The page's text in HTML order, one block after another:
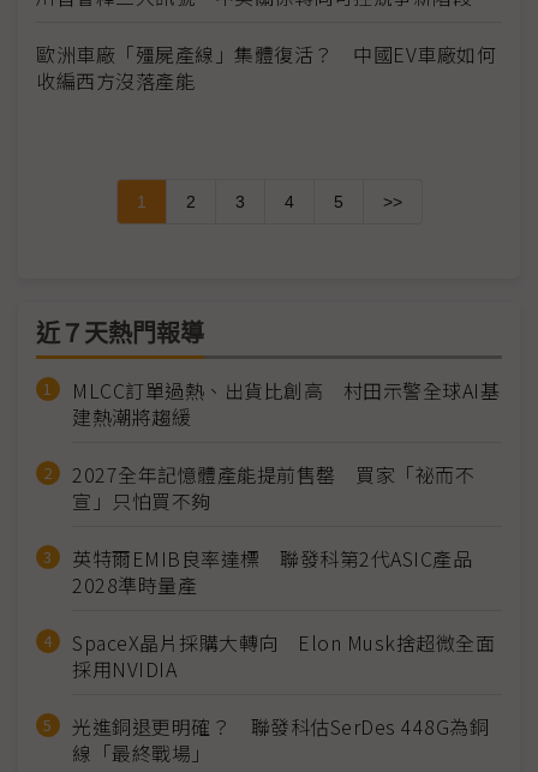
歐洲車廠「殭屍產線」集體復活？ 中國EV車廠如何
收編西方沒落產能
1 2 3 4 5 >>
近７天熱門報導
MLCC訂單過熱、出貨比創高 村田示警全球AI基
建熱潮將趨緩
2027全年記憶體產能提前售罄 買家「祕而不
宣」只怕買不夠
英特爾EMIB良率達標 聯發科第2代ASIC產品
2028準時量產
SpaceX晶片採購大轉向 Elon Musk捨超微全面
採用NVIDIA
光進銅退更明確？ 聯發科估SerDes 448G為銅
線「最終戰場」